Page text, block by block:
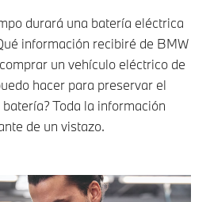
durará una batería eléctrica
información recibiré de BMW
un vehículo eléctrico de
hacer para preservar el
Toda la información
de un vistazo.